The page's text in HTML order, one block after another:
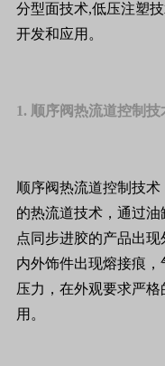
分型面技术,低压注塑
开发和应用。
1. 顺序阀热流道控制技
顺序阀热流道控制技
的热流道技术，通过
点同步进胶的产品出
内外饰件出现熔接痕
压力，在外观要求严
用。